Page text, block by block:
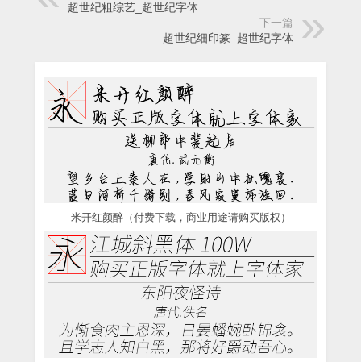
超世纪粗综艺_超世纪字体
下一篇
超世纪细印篆_超世纪字体
米开红颜醉（付费下载，商业用途请购买版权）